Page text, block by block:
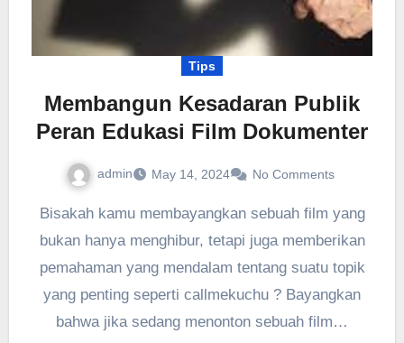
Tips
Membangun Kesadaran Publik
Peran Edukasi Film Dokumenter
admin May 14, 2024 No Comments
Bisakah kamu membayangkan sebuah film yang
bukan hanya menghibur, tetapi juga memberikan
pemahaman yang mendalam tentang suatu topik
yang penting seperti callmekuchu ? Bayangkan
bahwa jika sedang menonton sebuah film…